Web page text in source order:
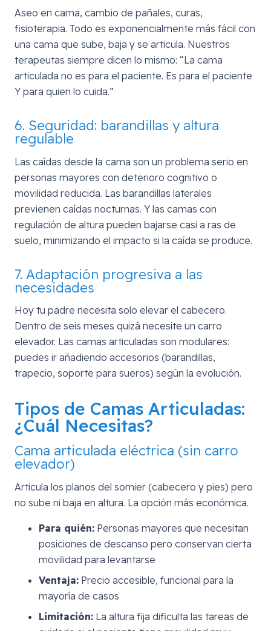
Aseo en cama, cambio de pañales, curas,
fisioterapia. Todo es exponencialmente más fácil con
una cama que sube, baja y se articula. Nuestros
terapeutas siempre dicen lo mismo: “La cama
articulada no es para el paciente. Es para el paciente
Y para quien lo cuida.”
6. Seguridad: barandillas y altura
regulable
Las caídas desde la cama son un problema serio en
personas mayores con deterioro cognitivo o
movilidad reducida. Las barandillas laterales
previenen caídas nocturnas. Y las camas con
regulación de altura pueden bajarse casi a ras de
suelo, minimizando el impacto si la caída se produce.
7. Adaptación progresiva a las
necesidades
Hoy tu padre necesita solo elevar el cabecero.
Dentro de seis meses quizá necesite un carro
elevador. Las camas articuladas son modulares:
puedes ir añadiendo accesorios (barandillas,
trapecio, soporte para sueros) según la evolución.
Tipos de Camas Articuladas:
¿Cuál Necesitas?
Cama articulada eléctrica (sin carro
elevador)
Articula los planos del somier (cabecero y pies) pero
no sube ni baja en altura. La opción más económica.
Para quién: Personas mayores que necesitan
posiciones de descanso pero conservan cierta
movilidad para levantarse
Ventaja: Precio accesible, funcional para la
mayoría de casos
Limitación: La altura fija dificulta las tareas de